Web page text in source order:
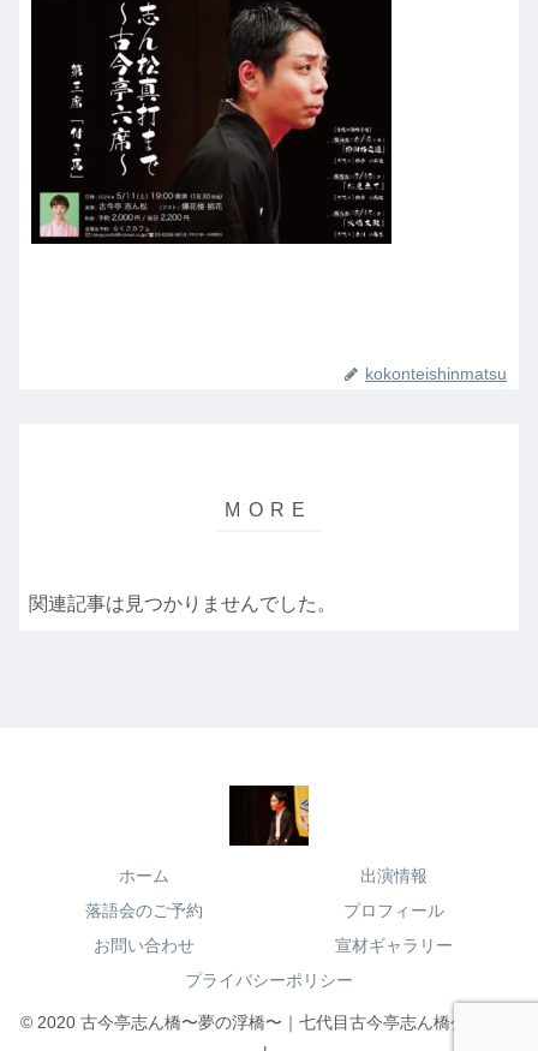
kokonteishinmatsu
関連記事は見つかりませんでした。
ホーム
出演情報
落語会のご予約
プロフィール
お問い合わせ
宣材ギャラリー
プライバシーポリシー
© 2020 古今亭志ん橋〜夢の浮橋〜｜七代目古今亭志ん橋公式サイ